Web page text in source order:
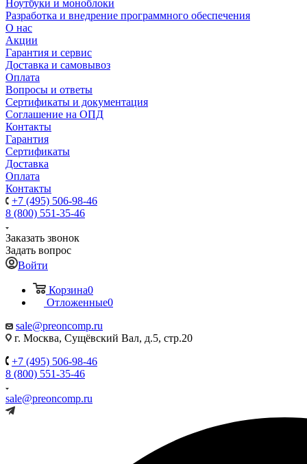
Ноутбуки и моноблоки
Разработка и внедрение программного обеспечения
О нас
Акции
Гарантия и сервис
Доставка и самовывоз
Оплата
Вопросы и ответы
Сертификаты и документация
Соглашение на ОПД
Контакты
Гарантия
Сертификаты
Доставка
Оплата
Контакты
+7 (495) 506-98-46
8 (800) 551-35-46
Заказать звонок
Задать вопрос
Войти
Корзина0
Отложенные0
sale@preoncomp.ru
г. Москва, Сущёвский Вал, д.5, стр.20
+7 (495) 506-98-46
8 (800) 551-35-46
sale@preoncomp.ru